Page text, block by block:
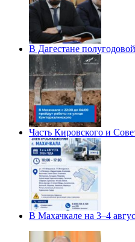
В Дагестане
Часть Кировского и
В Махачкале на 3–4